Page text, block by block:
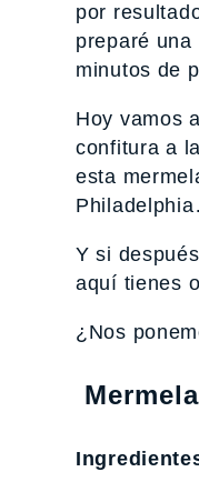
por
preparé
minutos de
Hoy vamos
confitura a
esta
Y si
aquí tienes
¿Nos